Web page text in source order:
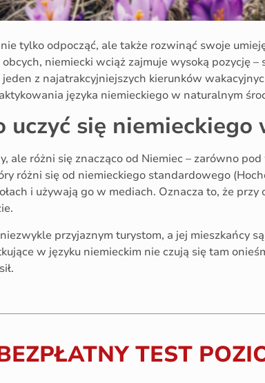
tylko odpocząć, ale także rozwinąć swoje
niemiecki wciąż zajmuje wysoką pozycję
z najatrakcyjniejszych kierunków
języka niemieckiego w naturalnym
uczyć się niemieckiego
ale różni się znacząco od Niemiec – zarówno
różni się od niemieckiego standardowego
i używają go w mediach. Oznacza to, że
przyjaznym turystom, a jej mieszkańcy
w języku niemieckim nie czują się tam
TEST